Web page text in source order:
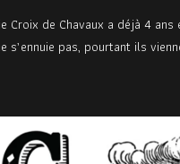
Croix de Chavaux a déjà 4 ans
s’ennuie pas, pourtant ils